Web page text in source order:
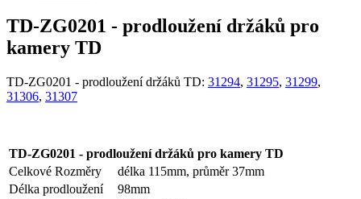
TD-ZG0201 - prodloužení držáků pro
kamery TD
TD-ZG0201 - prodloužení držáků TD: 31294, 31295, 31299,
31306, 31307
TD-ZG0201 - prodloužení držáků pro kamery TD
Celkové Rozměry
délka 115mm, průměr 37mm
Délka prodloužení
98mm